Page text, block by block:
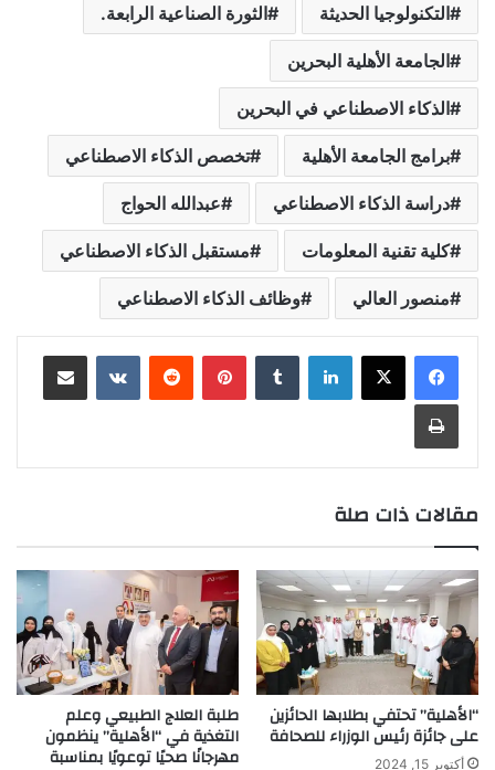
التكنولوجيا الحديثة الثورة الصناعية الرابعة.
الجامعة الأهلية البحرين
الذكاء الاصطناعي في البحرين
برامج الجامعة الأهلية تخصص الذكاء الاصطناعي
دراسة الذكاء الاصطناعي عبدالله الحواج
كلية تقنية المعلومات مستقبل الذكاء الاصطناعي
منصور العالي وظائف الذكاء الاصطناعي
لينكدإن بينتيريست مشاركة عبر البريد
طباعة
مقالات ذات صلة
“الأهلية” تحتفي بطلابها الحائزين
على جائزة رئيس الوزراء للصحافة
أكتوبر 15, 2024
طلبة العلاج الطبيعي وعلم
التغذية في “الأهلية” ينظمون
مهرجانًا صحيًا توعويًا بمناسبة